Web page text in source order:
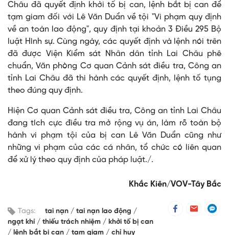
Châu đã quyết định khởi tố bị can, lệnh bắt bị can để
tạm giam đối với Lê Văn Duẩn về tội "Vi phạm quy định
về an toàn lao động", quy định tại khoản 3 Điều 295 Bộ
luật Hình sự. Cùng ngày, các quyết định và lệnh nói trên
đã được Viện Kiểm sát Nhân dân tỉnh Lai Châu phê
chuẩn, Văn phòng Cơ quan Cảnh sát điều tra, Công an
tỉnh Lai Châu đã thi hành các quyết định, lệnh tố tụng
theo đúng quy định.
Hiện Cơ quan Cảnh sát điều tra, Công an tỉnh Lai Châu
đang tích cực điều tra mở rộng vụ án, làm rõ toàn bộ
hành vi phạm tội của bị can Lê Văn Duẩn cũng như
những vi phạm của các cá nhân, tổ chức có liên quan
để xử lý theo quy định của pháp luật./.
Khắc Kiên/VOV-Tây Bắc
Tags: tai nạn
tai nạn lao động
ngạt khí
thiếu trách nhiệm
khởi tố bị can
lệnh bắt bị can
tạm giam
chỉ huy